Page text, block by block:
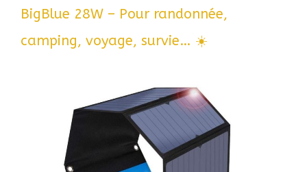
BigBlue 28W – Pour randonnée,
camping, voyage, survie… ☀️